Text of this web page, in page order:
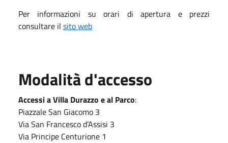
Per informazioni su orari di apertura e prezzi
consultare il sito web
Modalità d'accesso
Accessi a Villa Durazzo e al Parco:
Piazzale San Giacomo 3
Via San Francesco d’Assisi 3
Via Principe Centurione 1